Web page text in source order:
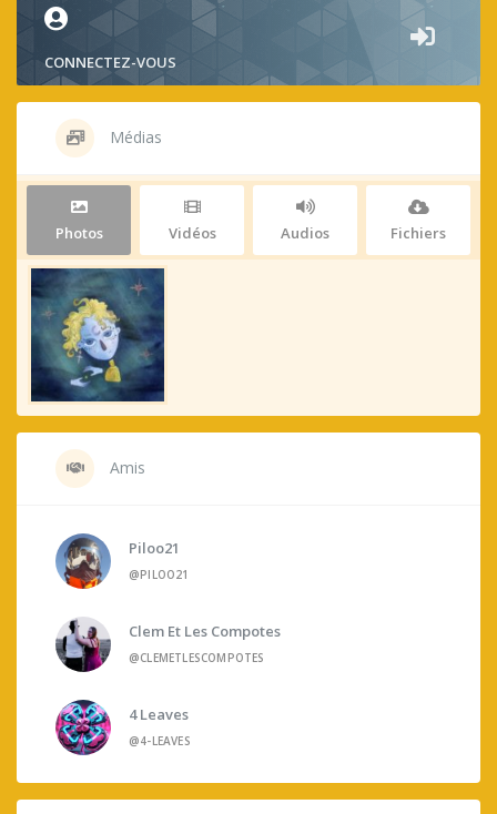
CONNECTEZ-VOUS
Médias
Photos Vidéos Audios Fichiers
Amis
Piloo21
@PILOO21
Clem Et Les Compotes
@CLEMETLESCOMPOTES
4 Leaves
@4-LEAVES